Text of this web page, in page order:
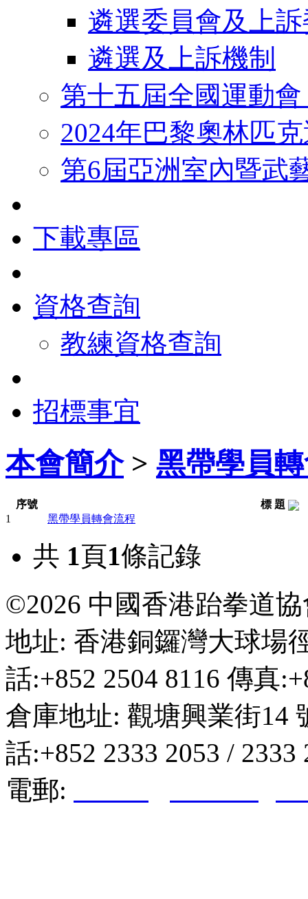
遴選委員會及上
遴選及上訴機制
第十五屆全國運動
2024年巴黎奧林匹
第6屆亞洲室內暨武
下載專區
資格查詢
教練資格查詢
招標事宜
本會簡介> 黑帶學員
序號
標 題
1
黑帶學員轉會流程
共 1頁1條記錄
©2026 中國香港跆拳道
地址: 香港銅鑼灣大球場
話:+852 2504 8116 傳真
倉庫地址: 觀塘興業街14
話:+852 2333 2053 /
電郵: